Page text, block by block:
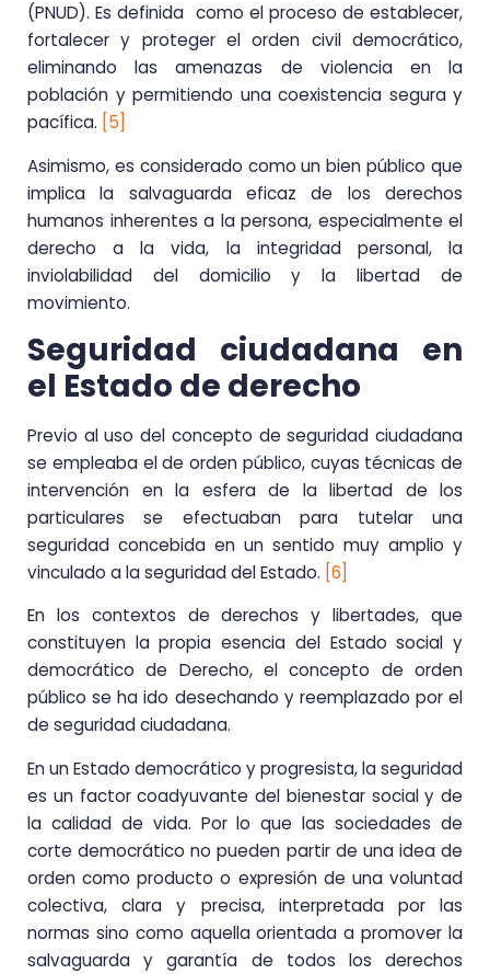
(PNUD). Es definida como el proceso de establecer,
fortalecer y proteger el orden civil democrático,
eliminando las amenazas de violencia en la
población y permitiendo una coexistencia segura y
pacífica. [5]
Asimismo, es considerado como un bien público que
implica la salvaguarda eficaz de los derechos
humanos inherentes a la persona, especialmente el
derecho a la vida, la integridad personal, la
inviolabilidad del domicilio y la libertad de
movimiento.
Seguridad ciudadana en
el Estado de derecho
Previo al uso del concepto de seguridad ciudadana
se empleaba el de orden público, cuyas técnicas de
intervención en la esfera de la libertad de los
particulares se efectuaban para tutelar una
seguridad concebida en un sentido muy amplio y
vinculado a la seguridad del Estado. [6]
En los contextos de derechos y libertades, que
constituyen la propia esencia del Estado social y
democrático de Derecho, el concepto de orden
público se ha ido desechando y reemplazado por el
de seguridad ciudadana.
En un Estado democrático y progresista, la seguridad
es un factor coadyuvante del bienestar social y de
la calidad de vida. Por lo que las sociedades de
corte democrático no pueden partir de una idea de
orden como producto o expresión de una voluntad
colectiva, clara y precisa, interpretada por las
normas sino como aquella orientada a promover la
salvaguarda y garantía de todos los derechos